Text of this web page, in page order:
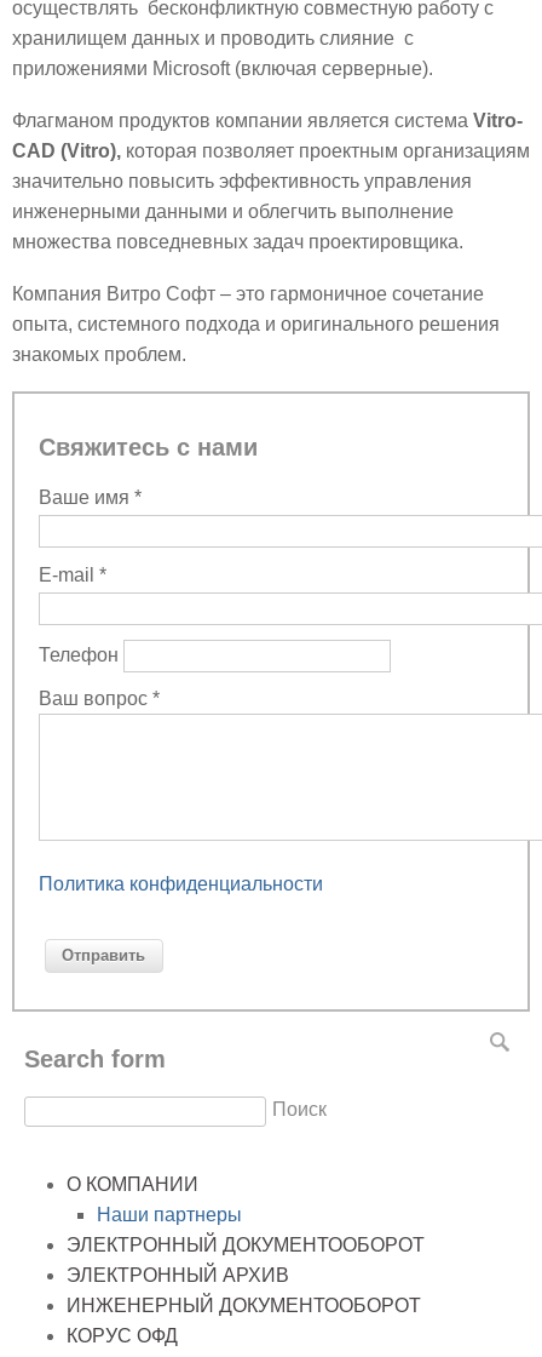
осуществлять бесконфликтную совместную работу с
хранилищем данных и проводить слияние с
приложениями Microsoft (включая серверные).
Флагманом продуктов компании является система Vitro-
CAD (Vitro), которая позволяет проектным организациям
значительно повысить эффективность управления
инженерными данными и облегчить выполнение
множества повседневных задач проектировщика.
Компания Витро Софт – это гармоничное сочетание
опыта, системного подхода и оригинального решения
знакомых проблем.
Свяжитесь с нами
Ваше имя *
E-mail *
Телефон
Ваш вопрос *
Политика конфиденциальности
Search form
Поиск
О КОМПАНИИ
Наши партнеры
ЭЛЕКТРОННЫЙ ДОКУМЕНТООБОРОТ
ЭЛЕКТРОННЫЙ АРХИВ
ИНЖЕНЕРНЫЙ ДОКУМЕНТООБОРОТ
КОРУС ОФД